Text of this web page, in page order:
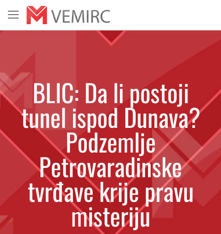
BLIC: Da li postoji
tunel ispod Dunava?
Podzemlje
Petrovaradinske
tvrđave krije pravu
misteriju